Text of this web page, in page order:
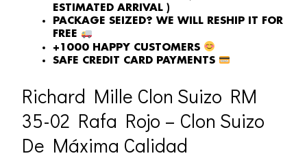
ESTIMATED ARRIVAL )
PACKAGE SEIZED? WE WILL RESHIP IT FOR
FREE
+1000 HAPPY CUSTOMERS
SAFE CREDIT CARD PAYMENTS
Richard Mille Clon Suizo RM
35-02 Rafa Rojo – Clon Suizo
De Máxima Calidad